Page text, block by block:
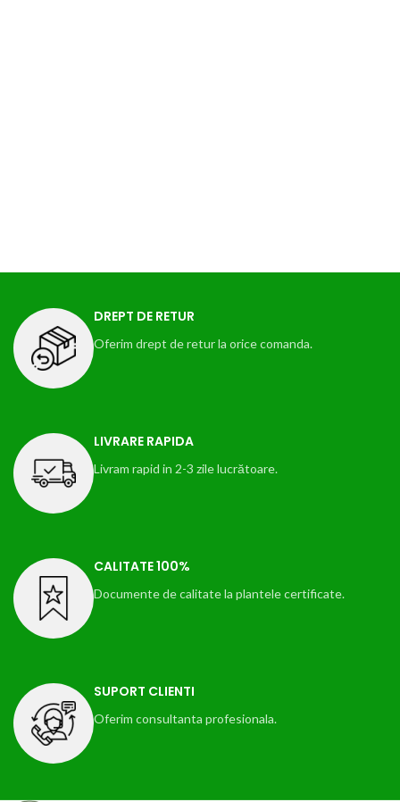
DREPT DE RETUR
Oferim drept de retur la orice comanda.
LIVRARE RAPIDA
Livram rapid in 2-3 zile lucrătoare.
CALITATE 100%
Documente de calitate la plantele certificate.
SUPORT CLIENTI
Oferim consultanta profesionala.